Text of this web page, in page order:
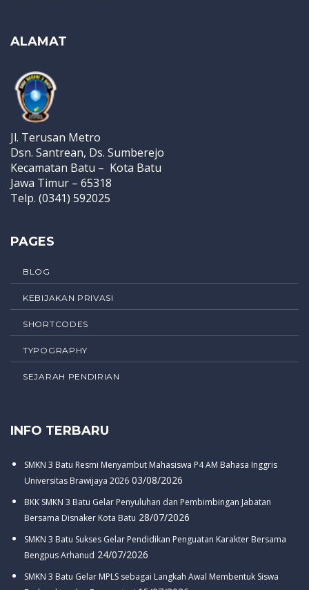
ALAMAT
Jl. Terusan Metro
Dsn. Santrean, Ds. Sumberejo
Kecamatan Batu – Kota Batu
Jawa Timur – 65318
Telp. (0341) 592025
PAGES
BLOG
KEBIJAKAN PRIVASI
SHORTCODES
TYPOGRAPHY
SEJARAH PENDIRIAN
INFO TERBARU
SMKN 3 Batu Resmi Menyambut Mahasiswa P4 AM Bahasa Inggris
Universitas Brawijaya 2026 03/08/2026
BKK SMKN 3 Batu Gelar Penyuluhan dan Pembimbingan Jabatan
Bersama Disnaker Kota Batu 28/07/2026
SMKN 3 Batu Sukses Gelar Pendidikan Penguatan Karakter Bersama
Bengpus Arhanud 24/07/2026
SMKN 3 Batu Gelar MPLS sebagai Langkah Awal Membentuk Siswa